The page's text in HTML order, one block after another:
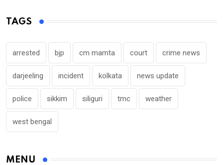
TAGS
arrested bjp cm mamta court crime news
darjeeling incident kolkata news update
police sikkim siliguri tmc weather
west bengal
MENU